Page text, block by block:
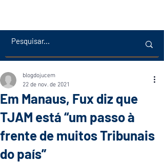
Em Manaus, Fux diz que
TJAM está “um passo à
frente de muitos Tribunais
do país”
blogdojucem
22 de nov. de 2021